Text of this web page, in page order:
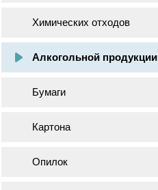
Химических отходов
Алкогольной продукции
Бумаги
Картона
Опилок